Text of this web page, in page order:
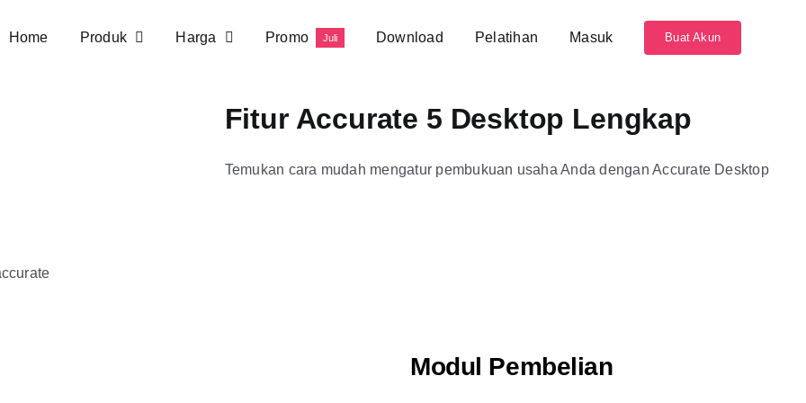
Home Produk Harga Promo Juli Download Pelatihan Masuk Buat Akun
Fitur Accurate 5 Desktop Lengkap
Temukan cara mudah mengatur pembukuan usaha Anda dengan Accurate Desktop
Modul Pembelian